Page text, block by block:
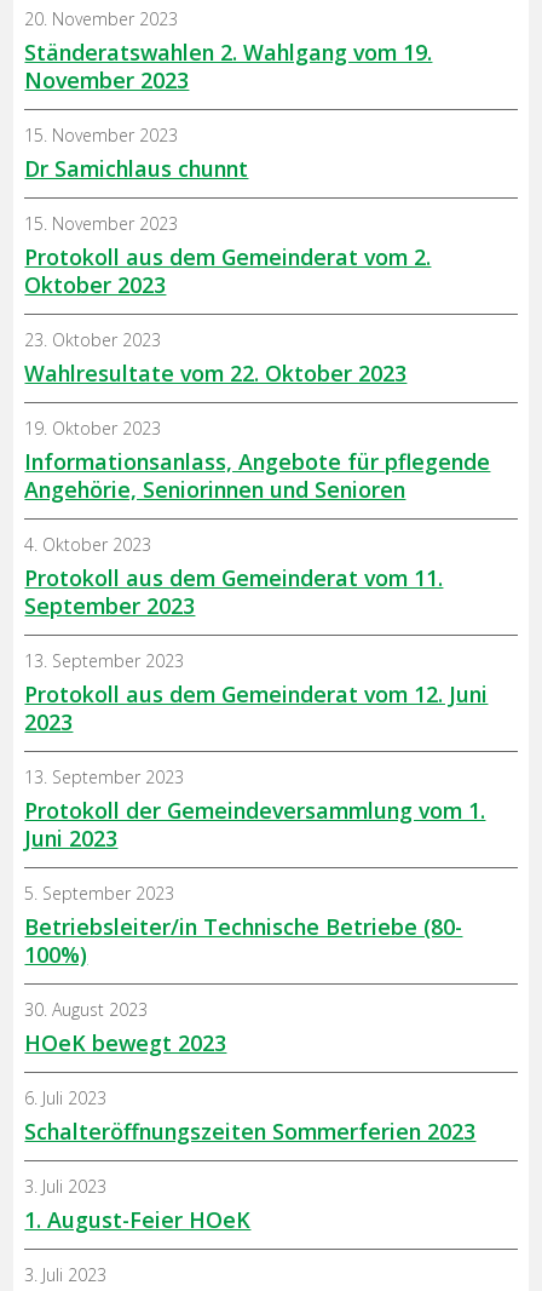
Ständeratswahlen 2. Wahlgang vom 19.
November 2023
20. November 2023
Dr Samichlaus chunnt
15. November 2023
Protokoll aus dem Gemeinderat vom 2.
Oktober 2023
15. November 2023
Wahlresultate vom 22. Oktober 2023
23. Oktober 2023
Informationsanlass, Angebote für pflegende
Angehörie, Seniorinnen und Senioren
19. Oktober 2023
Protokoll aus dem Gemeinderat vom 11.
September 2023
4. Oktober 2023
Protokoll aus dem Gemeinderat vom 12. Juni
2023
13. September 2023
Protokoll der Gemeindeversammlung vom 1.
Juni 2023
13. September 2023
Betriebsleiter/in Technische Betriebe (80-
100%)
5. September 2023
HOeK bewegt 2023
30. August 2023
Schalteröffnungszeiten Sommerferien 2023
6. Juli 2023
1. August-Feier HOeK
3. Juli 2023
3. Juli 2023